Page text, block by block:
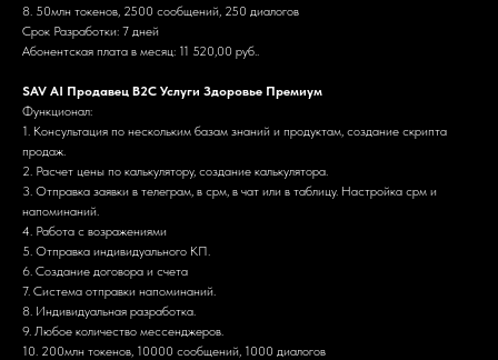
8. 50млн токенов, 2500 сообщений, 250 диалогов
Срок Разработки: 7 дней
Абонентская плата в месяц: 11 520,00 руб..
SAV AI Продавец B2C Услуги Здоровье Премиум
Функционал:
1. Консультация по нескольким базам знаний и продуктам, создание скрипта
продаж.
2. Расчет цены по калькулятору, создание калькулятора.
3. Отправка заявки в телеграм, в срм, в чат или в таблицу. Настройка срм и
напоминаний.
4. Работа с возражениями
5. Отправка индивидуального КП.
6. Создание договора и счета
7. Система отправки напоминаний.
8. Индивидуальная разработка.
9. Любое количество мессенджеров.
10. 200млн токенов, 10000 сообщений, 1000 диалогов